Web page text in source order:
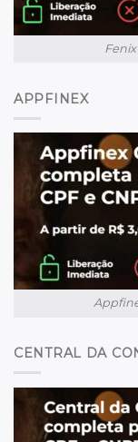
APPFINEX
CENTRAL DA